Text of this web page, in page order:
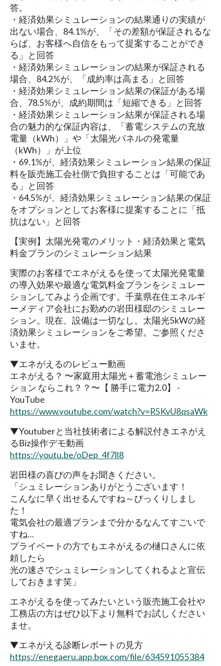
答。
・経済効果シミュレーションの結果通りの実績が
出ない場合、84.1%が、「その差額が保証されるな
らば、お客様へ自信をもって提案することができ
る」と回答
・経済効果シミュレーションの結果が保証される
場合、84.2%が、「成約率は高まる」と回答
・経済効果シミュレーション結果の保証がある場
合、78.5%が、成約期間は「短縮できる」と回答
・経済効果シミュレーション結果が保証される場
合の魅力的な保証内容は、「蓄電システムの充放
電量（kWh）」や「太陽光パネルの発電量
（kWh）」が上位
・69.1%が、経済効果シミュレーション結果の保証
料を販売施工会社側で負担することは「可能であ
る」と回答
・64.5%が、経済効果シミュレーション結果の保証
をオプションとしてお客様に提案することに「抵
抗はない」と回答
【実例】太陽光発電のメリット・経済効果と電気
料金プランのシミュレーション結果
実際のお客様でエネがえるを使って太陽光発電量
の導入効果や最適な電気料金プランをシミュレー
ションしてみよう企画です。千葉県在住エネルギ
ーメディア会社にお勤めの岩田様邸のシミュレー
ション。現在、設備は一切なし。太陽光5kWの経
済効果シミュレーションをご希望。ご参照くださ
いませ。
▼エネがえるのレビュー動画
エネがえる？ 〜家庭用太陽光＋蓄電池シミュレー
ション ならこれ？？〜【 勝手に電力2.0】 -
YouTube
https://www.youtube.com/watch?v=R5KvU8qsaWk
▼Youtuberと当社技術者による解説付きエネがえ
るBiz操作デモ動画
https://youtu.be/oDep_4f7ll8
岩田様の喜びの声をお聞きください。
「シュミレーションありがとうございます！
こんなに早く出せるんですね～びっくりしまし
た！
電気会社の最適プランまで分かるなんてすごいで
すね…
プライベートの方でもエネがえるの樋口さんに依
頼したら
光の速さでシュミレーションしてくれるよと宣伝
しておきます笑」
エネがえるを使ってみたいという販売施工会社や
工務店の方はぜひ以下より無料でお試しください
ませ。
▼エネがえる診断レポートの見方
https://enegaeru.app.box.com/file/634591055384